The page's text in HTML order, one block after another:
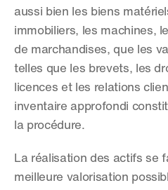
aussi bien les biens
immobiliers, les machines,
de marchandises, que les
telles que les brevets, les
licences et les relations
inventaire approfondi
la procédure.
La réalisation des actifs se
meilleure valorisation